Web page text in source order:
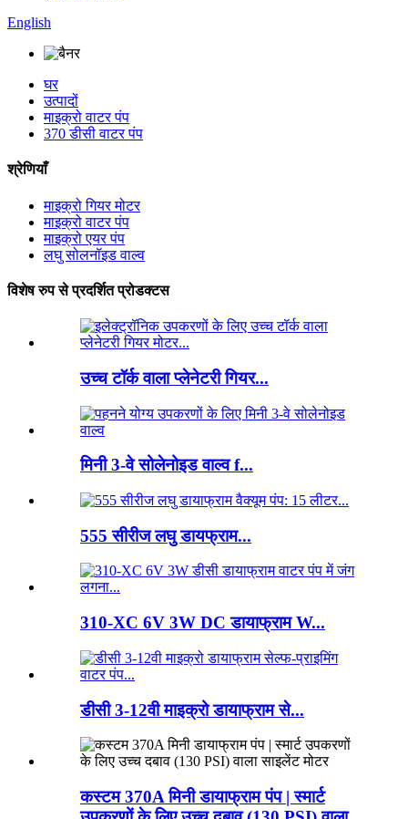
English
घर
उत्पादों
माइक्रो वाटर पंप
370 डीसी वाटर पंप
श्रेणियाँ
माइक्रो गियर मोटर
माइक्रो वाटर पंप
माइक्रो एयर पंप
लघु सोलनॉइड वाल्व
विशेष रुप से प्रदर्शित प्रोडक्टस
उच्च टॉर्क वाला प्लेनेटरी गियर...
मिनी 3-वे सोलेनोइड वाल्व f...
555 सीरीज लघु डायफ्राम...
310-XC 6V 3W DC डायाफ्राम W...
डीसी 3-12वी माइक्रो डायाफ्राम से...
कस्टम 370A मिनी डायाफ्राम पंप | स्मार्ट